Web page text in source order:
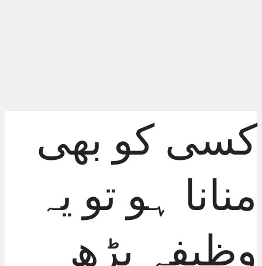
کسی کو بھی
منانا ہو تو یہ
وظیفہ پڑھ